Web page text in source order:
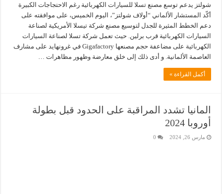
شولتز يدعم توسع مصنع تسلا للسيارات الكهربائية رغم الاحتجاجات الكبيرة
أكّد المستشار الألماني “أولاف شولتز”، اليوم الخميس، على موافقته على
دعم الخطط المثيرة للجدل لتوسيع مصنع شركة تيسلا الأمريكية لصناعة
السيارات الكهربائية قرب برلين. حيث تعمل شركة تسلا لصناعة السيارات
الكهربائية على مضاعفة حجم مصنعها Gigafactory في غرونهايد على مشارف
العاصمة الألمانية. و أدى ذلك إلى خلق معارضة وظهور مظاهرات …
أكمل القراءة »
المانيا تشدد المراقبة على الحدود قبل بطولة
أوروبا 2024
مارس 26, 2024 0